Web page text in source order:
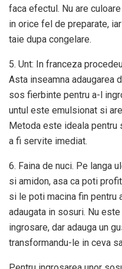
faca efectul. Nu are
in orice fel de preparate,
taie dupa congelare.
5. Unt: In franceza
Asta inseamna adaugarea
sos fierbinte pentru a-l
untul este emulsionat si
Metoda este ideala
a fi servite imediat.
6. Faina de nuci. Pe langa
si amidon, asa ca poti
si le poti macina fin pentru
adaugata in sosuri. Nu
ingrosare, dar adauga un
transformandu-le in ceva